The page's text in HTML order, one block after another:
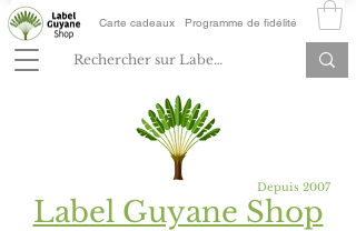
Carte cadeaux Programme de fidélité
Depuis 2007
Label Guyane Shop